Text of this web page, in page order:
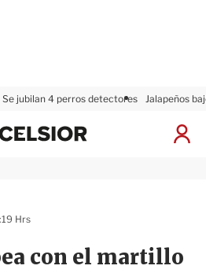
Se jubilan 4 perros detectores Jalapeños
I
e
x
r
con el martillo
Hrs